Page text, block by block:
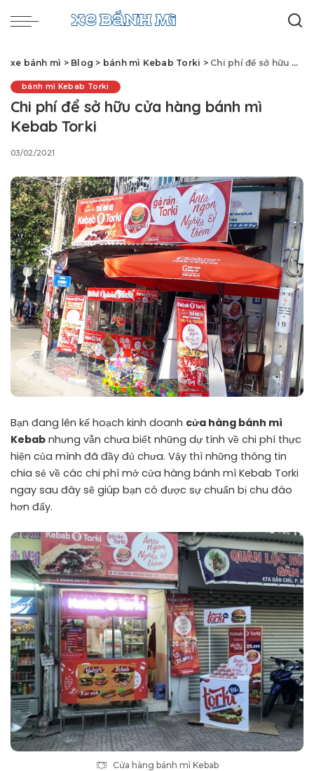
xe bánh mì > Blog > bánh mì Kebab Torki > Chi phí để sở hữu cửa hàng bánh mì Kebab Torki
bánh mì Kebab Torki
Chi phí để sở hữu cửa hàng bánh mì
Kebab Torki
03/02/2021
Bạn đang lên kế hoạch kinh doanh cửa hàng bánh mì
Kebab nhưng vẫn chưa biết những dự tính về chi phí thực
hiện của mình đã đầy đủ chưa. Vậy thì những thông tin
chia sẻ về các chi phí mở cửa hàng bánh mì Kebab Torki
ngay sau đây sẽ giúp bạn có được sự chuẩn bị chu đáo
hơn đấy.
Cửa hàng bánh mì Kebab